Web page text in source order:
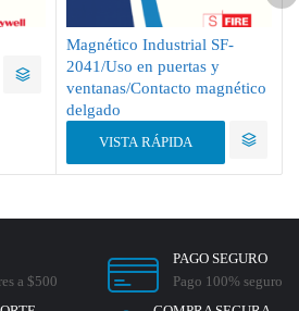
Magnético Industrial SF-
2041/Uso en puertas y
ventanas/Contacto magnético
delgado
VISTA RÁPIDA
a $500
PAGO SEGURO
Pago 100% seguro